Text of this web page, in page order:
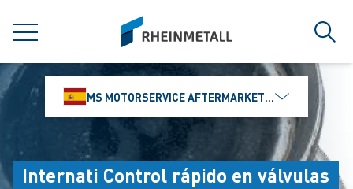
MENÚ
siteLogo
MS MOTORSERVICE AFTERMARKET IBÉRICA, S.L
Internati Control rápido en válvulas